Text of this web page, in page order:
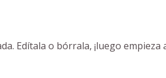
Edítala o bórrala, ¡luego empieza